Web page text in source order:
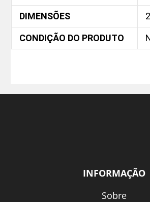
DIMENSÕES
CONDIÇÃO DO PRODUTO
INFORMAÇÃO
Sobre